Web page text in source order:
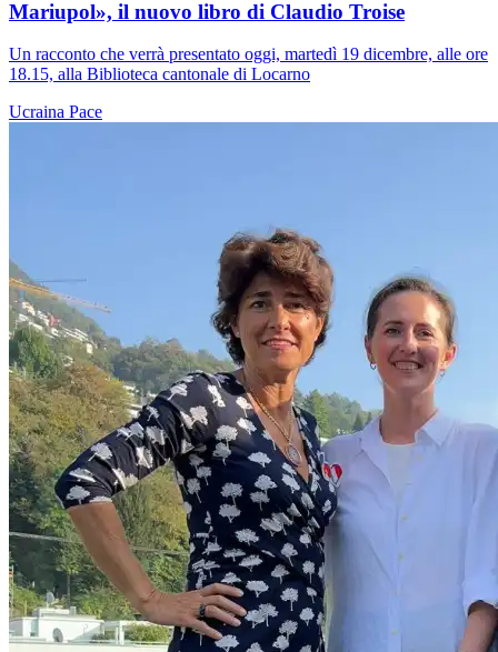
Mariupol», il nuovo libro di Claudio Troise
Un racconto che verrà presentato oggi, martedì 19 dicembre, alle ore
18.15, alla Biblioteca cantonale di Locarno
Ucraina Pace